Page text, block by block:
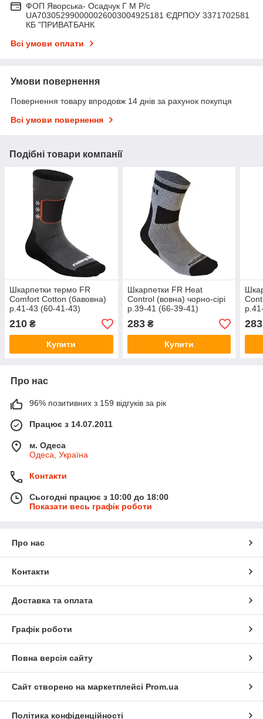
ФОП Яворська- Осадчук Г М Р/c
UA703052990000026003004925181 ЄДРПОУ 3371702581
КБ "ПРИВАТБАНК
Всі умови оплати
Умови повернення
Повернення товару впродовж 14 днів за рахунок покупця
Всі умови повернення
Подібні товари компанії
Шкарпетки термо FR
Comfort Cotton (бавовна)
р.41-43 (60-41-43)
210 ₴
Купити
Шкарпетки FR Heat
Control (вовна) чорно-сірі
р.39-41 (66-39-41)
283₴
Купити
283
Про нас
96% позитивних з 159 відгуків за рік
Працює з 14.07.2011
м. Одеса
Одеса, Україна
Контакти
Сьогодні працює з 10:00 до 18:00
Показати весь графік роботи
Про нас
Контакти
Доставка та оплата
Графік роботи
Повна версія сайту
Сайт створено на маркетплейсі Prom.ua
Політика конфіденційності